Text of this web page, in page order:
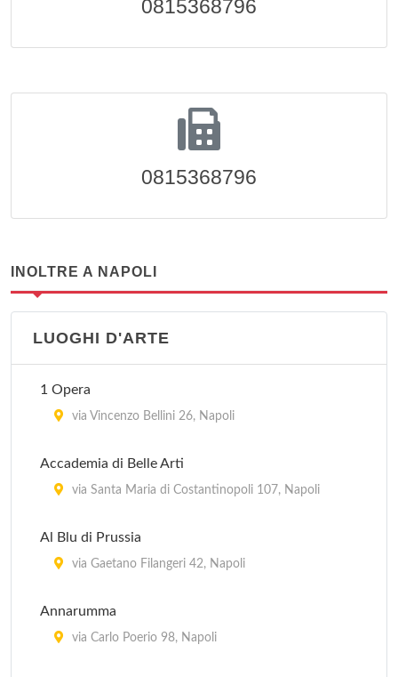
0815368796
0815368796
INOLTRE A NAPOLI
LUOGHI D'ARTE
1 Opera
via Vincenzo Bellini 26, Napoli
Accademia di Belle Arti
via Santa Maria di Costantinopoli 107, Napoli
Al Blu di Prussia
via Gaetano Filangeri 42, Napoli
Annarumma
via Carlo Poerio 98, Napoli